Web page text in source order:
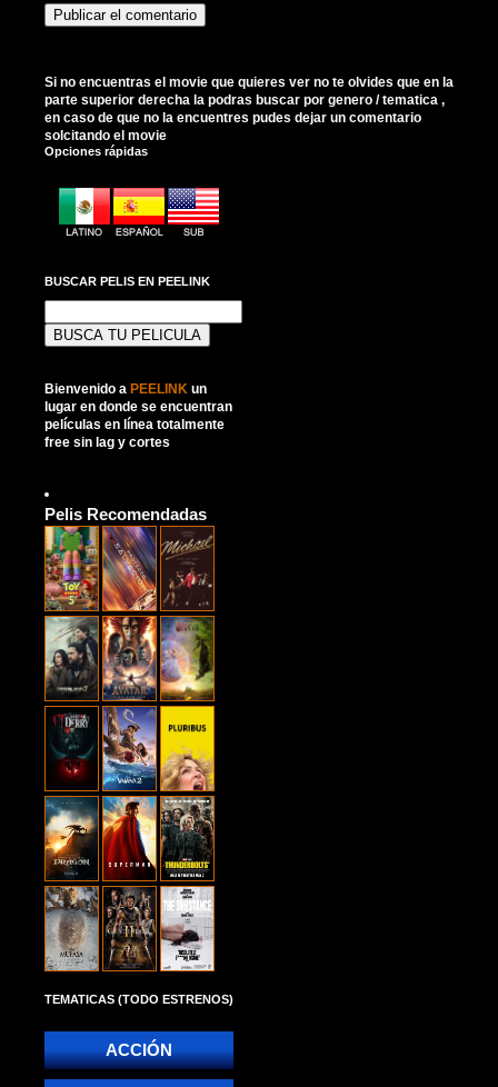
Si no encuentras el movie que quieres ver no te olvides que en la
parte superior derecha la podras buscar por genero / tematica ,
en caso de que no la encuentres pudes dejar un comentario
solcitando el movie
Opciones rápidas
BUSCAR PELIS EN PEELINK
Bienvenido a PEELINK un
lugar en donde se encuentran
películas en línea totalmente
free sin lag y cortes
Pelis Recomendadas
TEMATICAS (TODO ESTRENOS)
ACCIÓN